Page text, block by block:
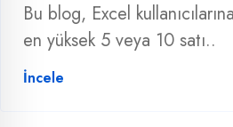
Bu blog, Excel
en yüksek 5 veya 10 satı..
İncele